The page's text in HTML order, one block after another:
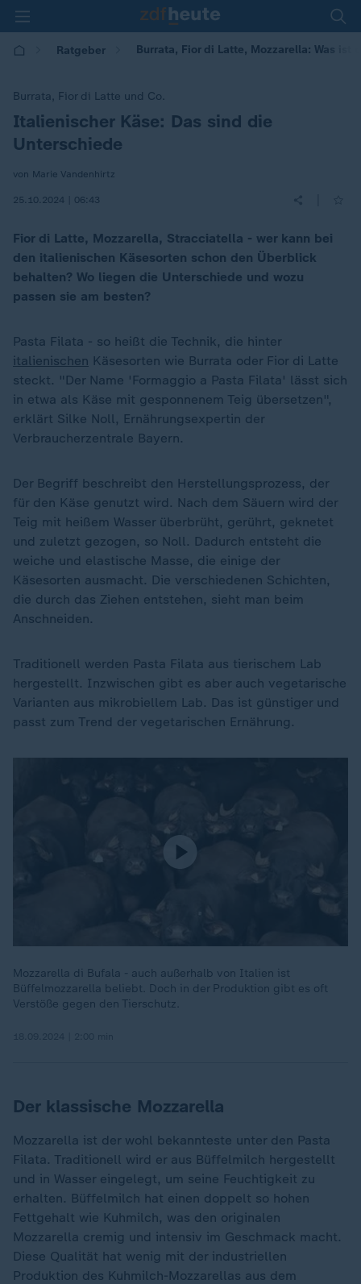
Ratgeber Burrata, Fior di Latte, Mozzarella: Was ist
Burrata, Fior di Latte und Co.
:
Italienischer Käse: Das sind die
Unterschiede
von Marie Vandenhirtz
25.10.2024 | 06:43
Fior di Latte, Mozzarella, Stracciatella - wer kann bei
den italienischen Käsesorten schon den Überblick
behalten? Wo liegen die Unterschiede und wozu
passen sie am besten?
Pasta Filata - so heißt die Technik, die hinter
italienischen Käsesorten wie Burrata oder Fior di Latte
steckt. "Der Name 'Formaggio a Pasta Filata' lässt sich
in etwa als Käse mit gesponnenem Teig übersetzen",
erklärt Silke Noll, Ernährungsexpertin der
Verbraucherzentrale Bayern.
Der Begriff beschreibt den Herstellungsprozess, der
für den Käse genutzt wird. Nach dem Säuern wird der
Teig mit heißem Wasser überbrüht, gerührt, geknetet
und zuletzt gezogen, so Noll. Dadurch entsteht die
weiche und elastische Masse, die einige der
Käsesorten ausmacht. Die verschiedenen Schichten,
die durch das Ziehen entstehen, sieht man beim
Anschneiden.
Traditionell werden Pasta Filata aus tierischem Lab
hergestellt. Inzwischen gibt es aber auch vegetarische
Varianten aus mikrobiellem Lab. Das ist günstiger und
passt zum Trend der vegetarischen Ernährung.
Mozzarella di Bufala - auch außerhalb von Italien ist
Büffelmozzarella beliebt. Doch in der Produktion gibt es oft
Verstöße gegen den Tierschutz.
Der klassische Mozzarella
Mozzarella ist der wohl bekannteste unter den Pasta
Filata. Traditionell wird er aus Büffelmilch hergestellt
und in Wasser eingelegt, um seine Feuchtigkeit zu
erhalten. Büffelmilch hat einen doppelt so hohen
Fettgehalt wie Kuhmilch, was den originalen
Mozzarella cremig und intensiv im Geschmack macht.
Diese Qualität hat wenig mit der industriellen
Produktion des Kuhmilch-Mozzarellas aus dem